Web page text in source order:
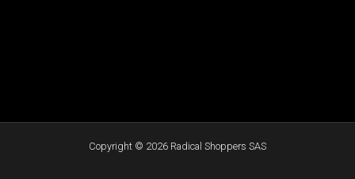
Copyright © 2026 Radical Shoppers SAS